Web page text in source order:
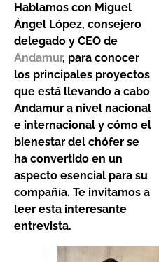
Hablamos con Miguel
Ángel López, consejero
delegado y CEO de
Andamur, para conocer
los principales proyectos
que está llevando a cabo
Andamur a nivel nacional
e internacional y cómo el
bienestar del chófer se
ha convertido en un
aspecto esencial para su
compañía. Te invitamos a
leer esta interesante
entrevista.